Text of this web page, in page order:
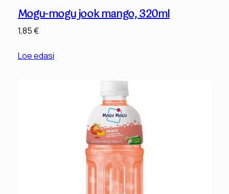
Mogu-mogu jook mango, 320ml
1,85€
Loe edasi